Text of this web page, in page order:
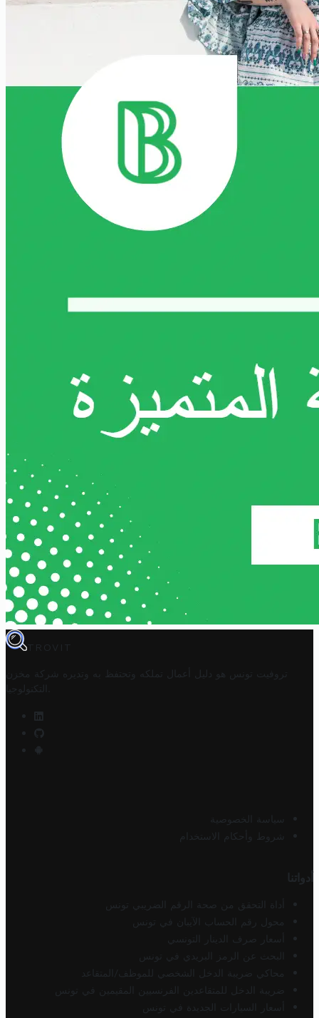
TROVIT
تروفيت تونس هو دليل أعمال تملكه وتحتفظ به وتديره
شركة مخزن
التكنولوجيا
سياسة الخصوصية
شروط وأحكام الاستخدام
أدواتنا
أداة التحقق من صحة الرقم الضريبي تونس
محول رقم الحساب الآيبان في تونس
أسعار صرف الدينار التونسي
البحث عن الرمز البريدي في تونس
محاكي ضريبة الدخل الشخصي للموظف/المتقاعد
ضريبة الدخل للمتقاعدين الفرنسيين المقيمين في تونس
أسعار السيارات الجديدة في تونس